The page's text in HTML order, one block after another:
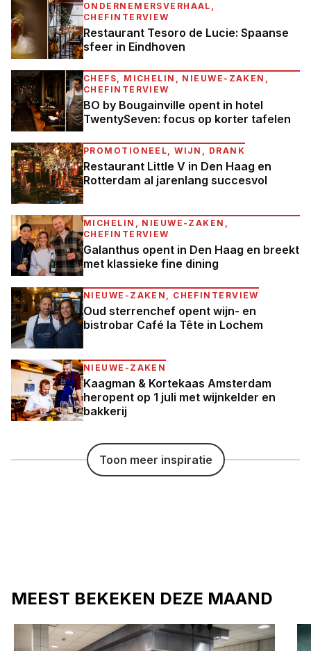
ONDERNEMERSVERHAAL,
CHEFINTERVIEW
Restaurant Tesoro de Lucie: Spaanse
sfeer in Eindhoven
CHEFS, MICHELIN, NIEUWE-ZAKEN,
CHEFINTERVIEW
BO by Bougainville opent in hotel
TwentySeven: focus op korter tafelen
PROMOTIONEEL, WIJN, DRANK
Restaurant Little V in Den Haag en
Rotterdam al jarenlang succesvol
MICHELIN, NIEUWE-ZAKEN,
CHEFINTERVIEW
Galanthus opent in Den Haag en breekt
met klassieke fine dining
NIEUWE-ZAKEN, CHEFINTERVIEW
Oud sterrenchef opent wijn- en
bistrobar Café la Tête in Lochem
NIEUWE-ZAKEN
Kaagman & Kortekaas Amsterdam
heropent op 1 juli met wijnkelder en
bakkerij
Toon meer inspiratie
MEEST BEKEKEN DEZE MAAND